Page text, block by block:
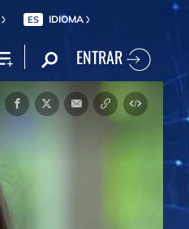
ES IDIOMA
ENTRAR